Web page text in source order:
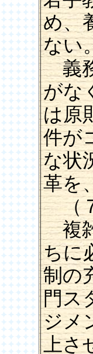
め、
ない
義務
がな
は原
件が
な状
革を
（７
複雑
ちに
制の
門ス
ジメ
上さ